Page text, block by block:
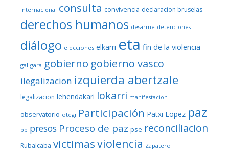
internacional consulta convivencia declaracion bruselas
derechos humanos desarme detenciones
diálogo elecciones elkarri eta fin de la violencia
gal gara gobierno gobierno vasco
ilegalizacion izquierda abertzale
legalizacion lehendakari lokarri manifestacion
observatorio otegi Participación Patxi Lopez paz
pp presos Proceso de paz pse reconciliacion
Rubalcaba victimasviolencia Zapatero